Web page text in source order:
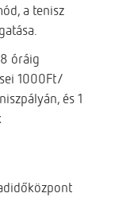
a tenisz
óráig
1000Ft/
és 1